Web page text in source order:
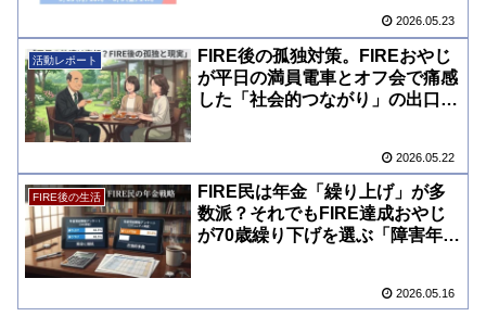
2026.05.23
活動レポート
FIRE後の孤独対策。FIREおやじ
が平日の満員電車とオフ会で痛感
した「社会的つながり」の出口戦
2026.05.22
FIRE後の生活
FIRE民は年金「繰り上げ」が多
数派？それでもFIRE達成おやじ
が70歳繰り下げを選ぶ「障害年
2026.05.16